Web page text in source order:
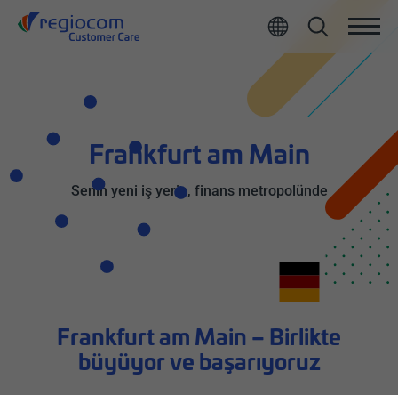
Frankfurt am Main
Senin yeni iş yerin, finans metropolünde
Frankfurt am Main – Birlikte
büyüyor ve başarıyoruz